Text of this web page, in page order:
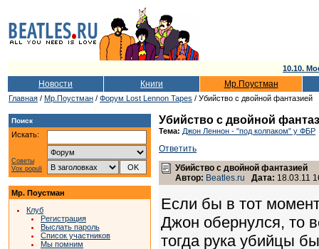
10.10.
Новости Книги Мр.Поустман
Главная / Мр.Поустман / Форум Lost Lennon Tapes / Убийство с двойной фантазией
Поиск
Искать:
Советы
Vox populi
Мр. Поустман
Клуб
Регистрация
Выслать пароль
Список участников
Мы помним
Убийство с двойной
Тема: Джон Леннон - "под колпаком" у ФБР
Ответить
Убийство с двойной фантазией
Автор: Beatles.ru Дата: 18.03.11
Если бы в тот
Джон обернулся, то
тогда рука убийцы